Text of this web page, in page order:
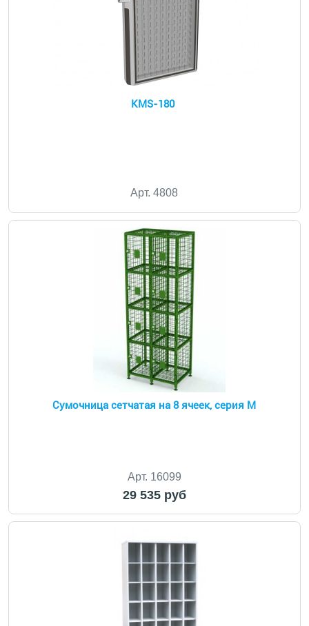
KMS-180
Арт. 4808
Сумочница сетчатая на 8 ячеек, серия M
Арт. 16099
29 535 руб